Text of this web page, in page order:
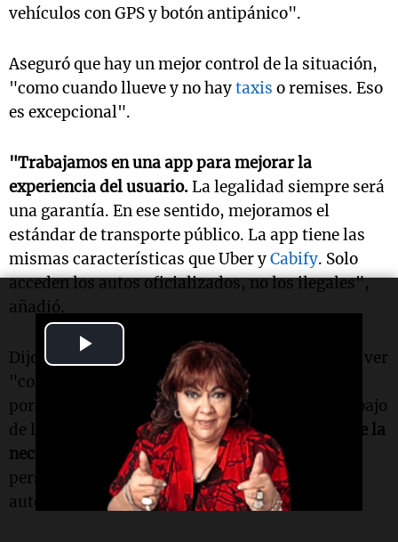
Video
vehículos con GPS y botón antipánico".
Aseguró que hay un mejor control de la situación,
"como cuando llueve y no haytaxis o remises. Eso
es excepcional".
"Trabajamos en una app para mejorar la
experiencia del usuario. La legalidad siempre será
una garantía. En ese sentido, mejoramos el
estándar de transporte público. La app tiene las
mismas características que Uber yCabify. Solo
acceden los autos oficializados, no los ilegales",
añadió.
Dijo que la ilegalidad de las empresas tiene que ver
"con la forma en que se instalaron y además
porque hubo una denuncia". "Valoramos el trabajo
de la gente de Córdoba.No es bueno, más allá de la
necesidad, poner en riesgo la seguridad
persona que maneja debe estar identificada y el
auto debe ser legal", remarcó.